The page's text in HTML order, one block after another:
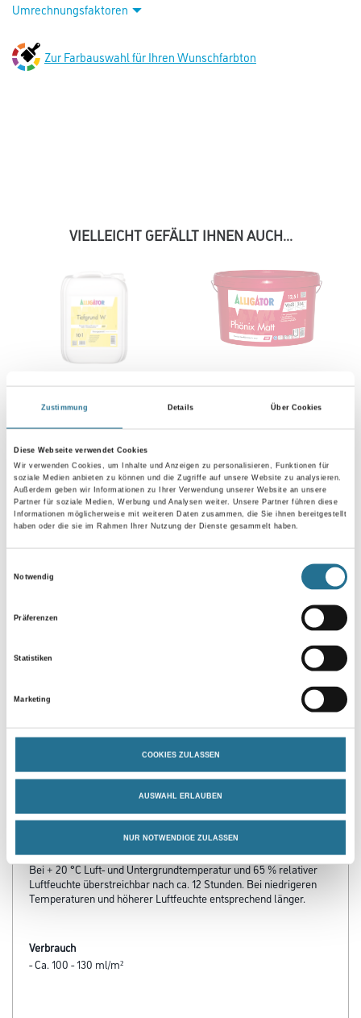
Zustimmung Details Über Cookies
Diese Webseite verwendet Cookies
Wir verwenden Cookies, um Inhalte und Anzeigen zu personalisieren, Funktionen für
soziale Medien anbieten zu können und die Zugriffe auf unsere Website zu analysieren.
Außerdem geben wir Informationen zu Ihrer Verwendung unserer Website an unsere
Partner für soziale Medien, Werbung und Analysen weiter. Unsere Partner führen diese
Informationen möglicherweise mit weiteren Daten zusammen, die Sie ihnen bereitgestellt
haben oder die sie im Rahmen Ihrer Nutzung der Dienste gesammelt haben.
Notwendig
Präferenzen
Statistiken
Marketing
COOKIES ZULASSEN
AUSWAHL ERLAUBEN
NUR NOTWENDIGE ZULASSEN
Umrechnungsfaktoren
Zur Farbauswahl für Ihren Wunschfarbton
VIELLEICHT GEFÄLLT IHNEN AUCH...
lt Transparent
Objektqualität
1002-001635
Bitte einloggen, um Preise zu
sehen
Allig.Phönix Matt LEF 12,5
Bitte einloggen, um Preise zu
sehen
- Ohne Strukturgebung
- Sehr gute Haftung
- Verarbeitungsfertig
- Airless spritzbar
Verarbeitungstemp./Luftfeuchte
Luft- und Untergrundverhältnisse während Verarbeitung und
Trocknung.
Verarbeitungszeit
Bei + 20 °C Luft- und Untergrundtemperatur und 65 % relativer
Luftfeuchte überstreichbar nach ca. 12 Stunden. Bei niedrigeren
Temperaturen und höherer Luftfeuchte entsprechend länger.
Verbrauch
- Ca. 100 - 130 ml/m²